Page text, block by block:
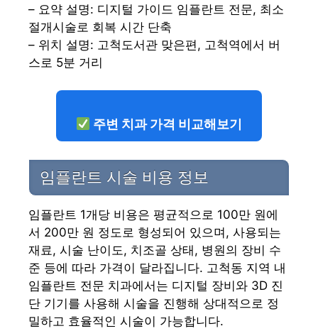
– 요약 설명: 디지털 가이드 임플란트 전문, 최소
절개시술로 회복 시간 단축
– 위치 설명: 고척도서관 맞은편, 고척역에서 버
스로 5분 거리
주변 치과 가격 비교해보기
임플란트 시술 비용 정보
임플란트 1개당 비용은 평균적으로 100만 원에
서 200만 원 정도로 형성되어 있으며, 사용되는
재료, 시술 난이도, 치조골 상태, 병원의 장비 수
준 등에 따라 가격이 달라집니다. 고척동 지역 내
임플란트 전문 치과에서는 디지털 장비와 3D 진
단 기기를 사용해 시술을 진행해 상대적으로 정
밀하고 효율적인 시술이 가능합니다.